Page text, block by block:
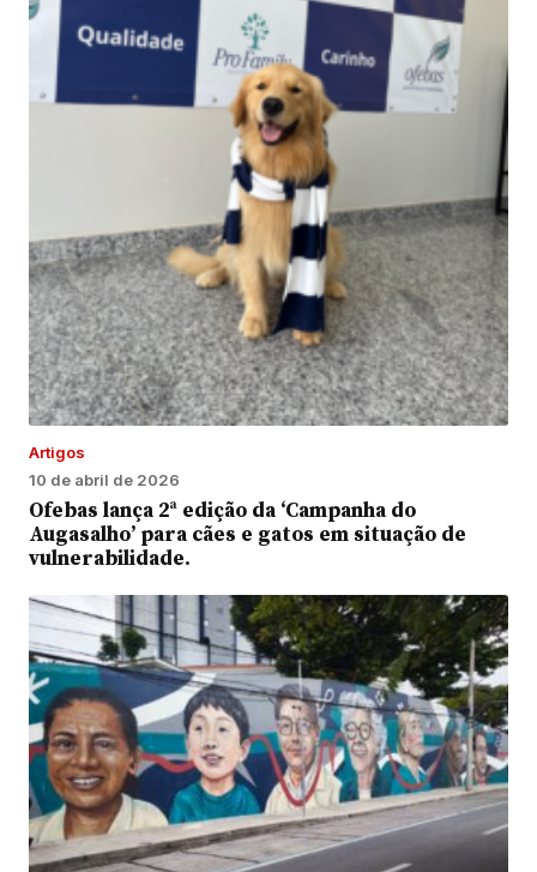
Artigos
10 de abril de 2026
Ofebas lança 2ª edição da ‘Campanha do
Augasalho’ para cães e gatos em situação de
vulnerabilidade.